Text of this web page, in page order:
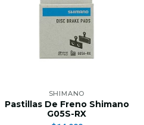
SHIMANO
Pastillas De Freno Shimano
G05S-RX